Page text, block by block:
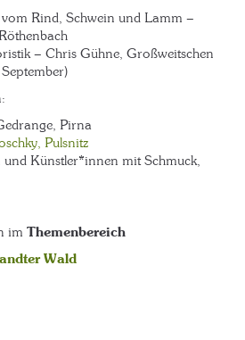
Rind, Schwein und Lamm –
– Chris Gühne, Großweitschen
Pirna
Pulsnitz
Künstler*innen mit Schmuck,
im Themenbereich
Wald